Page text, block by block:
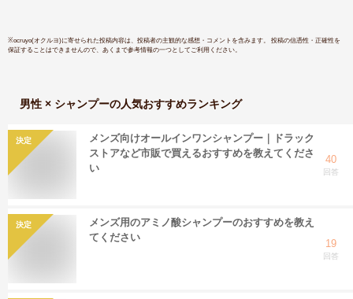
※ocruyo(オクルヨ)に寄せられた投稿内容は、投稿者の主観的な感想・コメントを含みます。 投稿の信憑性・正確性を
保証することはできませんので、あくまで参考情報の一つとしてご利用ください。
男性 × シャンプーの人気おすすめランキング
決定
メンズ向けオールインワンシャンプー｜ドラック
ストアなど市販で買えるおすすめを教えてくださ
い
40
回答
決定
メンズ用のアミノ酸シャンプーのおすすめを教え
てください
19
回答